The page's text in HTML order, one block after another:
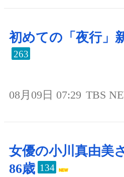
初めての「夜行」
263
08月09日 07:29 TBS
女優の小川真由美
86歳 134